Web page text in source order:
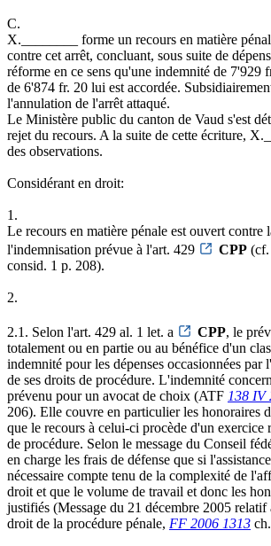
C.
X.________ forme un recours en matière
contre cet arrêt, concluant, sous suite de
réforme en ce sens qu'une indemnité de 7'929
de 6'874 fr. 20 lui est accordée.
l'annulation de l'arrêt attaqué.
Le Ministère public du canton de Vaud s'est
rejet du recours. A la suite de cette écriture,
des observations.
Considérant en droit:
1.
Le recours en matière pénale est ouvert contre
l'indemnisation prévue à l'art. 429
CPP
consid. 1 p. 208).
2.
2.1. Selon l'art. 429 al. 1 let. a CPP, le
totalement ou en partie ou au bénéfice d'un
indemnité pour les dépenses occasionnées par
de ses droits de procédure. L'indemnité
prévenu pour un avocat de choix (ATF 138 IV
206). Elle couvre en particulier les honoraires
que le recours à celui-ci procède d'un exercice
de procédure. Selon le message du Conseil
en charge les frais de défense que si
nécessaire compte tenu de la complexité de
droit et que le volume de travail et donc les
justifiés (Message du 21 décembre 2005
droit de la procédure pénale, FF 2006 1313